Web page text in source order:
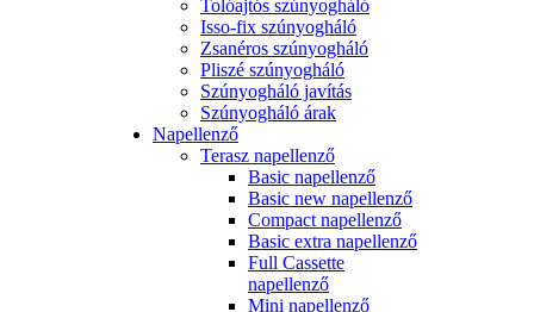
Tolóajtós szúnyogháló
Isso-fix szúnyogháló
Zsanéros szúnyogháló
Pliszé szúnyogháló
Szúnyogháló javítás
Szúnyogháló árak
Napellenző
Terasz napellenző
Basic napellenző
Basic new napellenző
Compact napellenző
Basic extra napellenző
Full Cassette
napellenző
Mini napellenző